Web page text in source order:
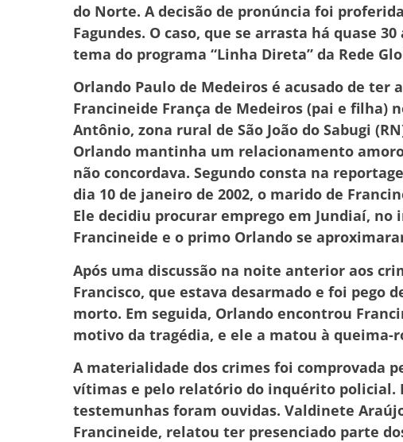
do Norte. A decisão de pronúncia foi
Fagundes. O caso, que se arrasta há quase
tema do programa “Linha Direta” da Rede
Orlando Paulo de Medeiros é acusado de ter
Francineide França de Medeiros (pai e filha)
Antônio, zona rural de São João do Sabugi
Orlando mantinha um relacionamento
não concordava. Segundo consta na
dia 10 de janeiro de 2002, o marido de
Ele decidiu procurar emprego em Jundiaí, no
Francineide e o primo Orlando se
Após uma discussão na noite anterior aos
Francisco, que estava desarmado e foi pego
morto. Em seguida, Orlando encontrou
motivo da tragédia, e ele a matou à queima-
A materialidade dos crimes foi comprovada
vítimas e pelo relatório do inquérito policial.
testemunhas foram ouvidas. Valdinete
Francineide, relatou ter presenciado parte